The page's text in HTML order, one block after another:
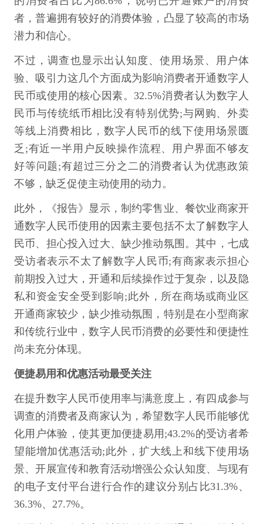
者，普遍拥有较好的消费体验，凸显了较高的市场
潜力和信心。
不过，调查也显示出认知度、使用场景、用户体
验、吸引力这几个方面成为影响消费者开通数字人
民币或使用的核心因素。32.5%消费者认为数字人
民币与传统纸币相比没有特别优势;与网购、外卖
等线上消费相比，数字人民币的线下使用场景匮
乏;有近一半用户反映操作流程、用户界面不够友
好等问题;有超过三分之二的消费者认为优惠政策
不够，缺乏促使主动使用的动力。
此外，《报告》显示，制约零售业、餐饮业商家开
通数字人民币使用的因素主要包括不太了解数字人
民币、担心投入过大、缺少推动氛围。其中，七成
受访者表示不太了解数字人民币;有商家表示担心
前期投入过大，开通和后续操作过于复杂，以及隐
私和资金安全受到影响;此外，所在商场或商业区
开通商家较少，缺少推动氛围，特别是在小型商家
和传统行业中，数字人民币消费的必要性和便捷性
尚未充分体现。
便捷易用和优惠活动最受关注
在提升数字人民币使用率与满意度上，有四成参与
调查的消费者及商家认为，希望数字人民币能够优
化用户体验，使其更加便捷易用;43.2%的受访者希
望能增加优惠活动;此外，扩大线上和线下使用场
景、开展宣传和教育活动增强公众认知度、与现有
的电子支付平台进行合作的建议分别占比31.3%、
36.3%、27.7%。